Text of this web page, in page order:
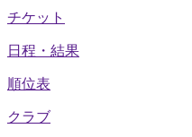
チケット
日程・結果
順位表
クラブ